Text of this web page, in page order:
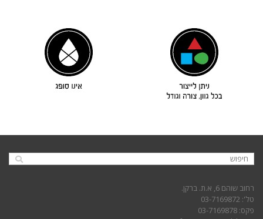
רחוב שוהם 6, א.ת. ברקן.
טל': 03-7169872
פקס: 03-7169878